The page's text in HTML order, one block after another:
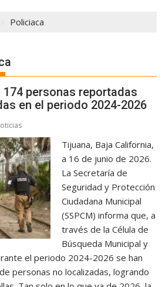
Policiaca
174 personas reportadas
en el periodo 2024-2026
Tijuana, Baja California,
a 16 de junio de 2026.
La Secretaría de
Seguridad y Protección
Ciudadana Municipal
(SSPCM) informa que, a
través de la Célula de
Búsqueda Municipal y
el periodo 2024-2026 se han
personas no localizadas, logrando